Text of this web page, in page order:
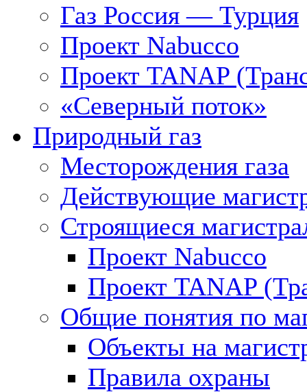
Газ Россия — Турция
Проект Nabucco
Проект TANAP
«Северный поток»
Природный газ
Месторождения газа
Действующие
Строящиеся
Проект Nabucco
Проект TANAP
Общие понятия по
Объекты на
Правила охраны